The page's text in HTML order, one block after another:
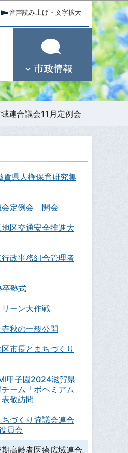
音声読み上げ・文字拡大
連合議会11月定例会
賀県人権保育研究集
会定例会 開会
区交通安全推進大
政事務組合管理者
塾式
ーン大作戦
秋の一般公開
市長とまちづくり
甲子園2024滋賀県
ーム「ボヘミアム
敬訪問
づくり協議会連合
員会
高齢者医療広域連合